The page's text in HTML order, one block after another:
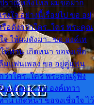
ราณีหลั่งไหล ผมขอฝาก
งใจ อย่างนี้เรื่อยไป ขอ อยู่
รือดังกว่าใคร..ใคร พระคุณ
จ ให้ผมดังมา.. ขอ องค์เท
ท่าน เถิดหนา ขอจงเชื่อ
มแฟนเพลง ขอ อยู่คู่แฟน
ว่าใคร..ใคร พระคุณผู้ฟัง
มดังมา.. ขอ องค์เทวา
น เถิดหนา ขอจงเชื่อใจ ไว้